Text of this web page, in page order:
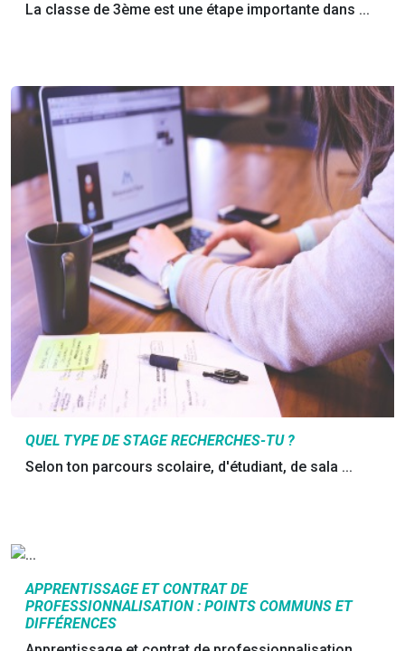
La classe de 3ème est une étape importante dans ...
QUEL TYPE DE STAGE RECHERCHES-TU ?
Selon ton parcours scolaire, d'étudiant, de sala ...
APPRENTISSAGE ET CONTRAT DE
PROFESSIONNALISATION : POINTS COMMUNS ET
DIFFÉRENCES